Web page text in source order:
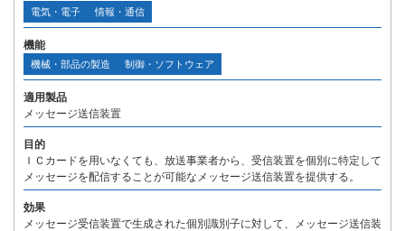
電気・電子 情報・通信
機能
機械・部品の製造 制御・ソフトウェア
適用製品
メッセージ送信装置
目的
ＩＣカードを用いなくても、放送事業者から、受信装置を個別に特定して
メッセージを配信することが可能なメッセージ送信装置を提供する。
効果
メッセージ受信装置で生成された個別識別子に対して、メッセージ送信装